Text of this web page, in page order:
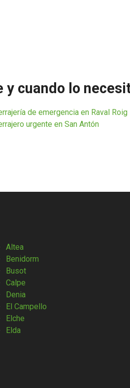
y cuando lo
de emergencia en Raval Roig
urgente en San Antón
Altea
Benidorm
Busot
Calpe
Denia
El Campello
Elche
Elda